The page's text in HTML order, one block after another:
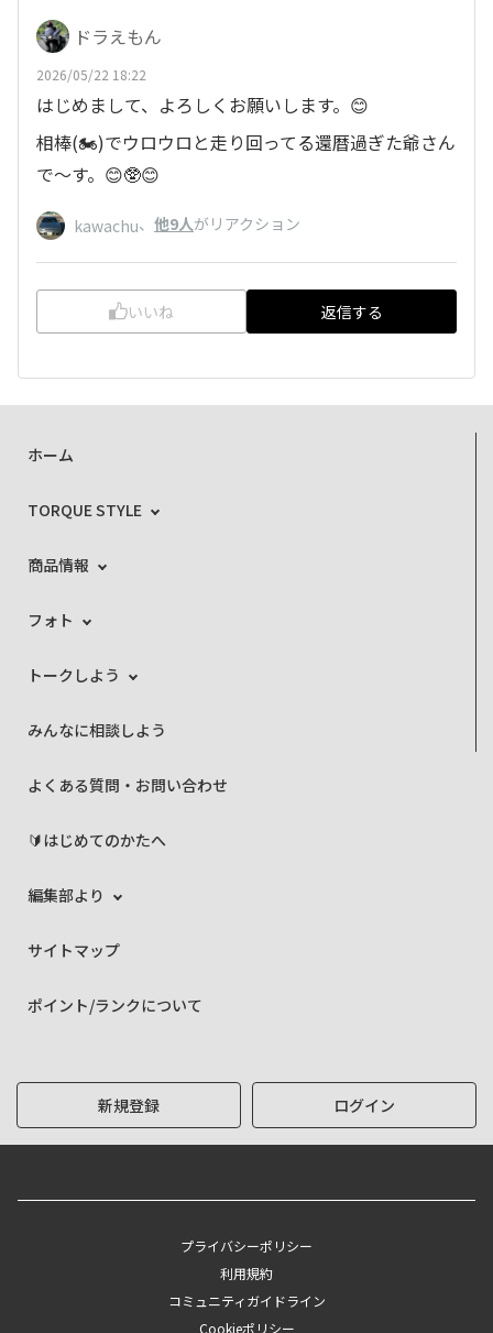
ドラえもん
2026/05/22 18:22
はじめまして、よろしくお願いします。😊
相棒(🏍️)でウロウロと走り回ってる還暦過ぎた爺さん
で〜す。😊🥸😊
kawachu、 他9人がリアクション
いいね 返信する
ホーム
TORQUE STYLE
商品情報
フォト
トークしよう
みんなに相談しよう
よくある質問・お問い合わせ
🔰はじめてのかたへ
編集部より
サイトマップ
ポイント/ランクについて
新規登録 ログイン
プライバシーポリシー
利用規約
コミュニティガイドライン
Cookieポリシー